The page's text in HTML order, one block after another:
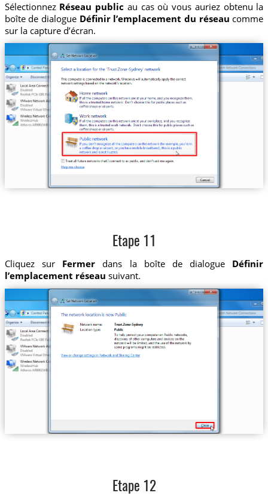
Sélectionnez Réseau public au cas où vous auriez obtenu la
boîte de dialogue Définir l’emplacement du réseau comme
sur la capture d’écran.
Etape 11
Cliquez sur Fermer dans la boîte de dialogue Définir
l’emplacement réseau suivant.
Etape 12